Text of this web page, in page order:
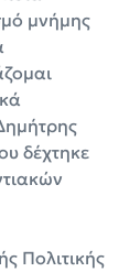
μνήμης
δέχτηκε
Πολιτικής